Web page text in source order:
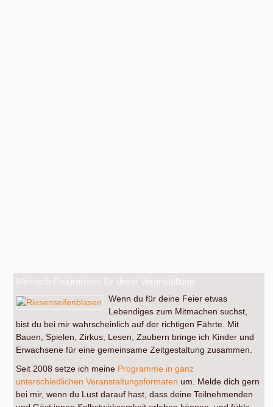
Mitmach-Programme für deine Veranstaltung
Wenn du für deine Feier etwas
Lebendiges zum Mitmachen suchst,
bist du bei mir wahrscheinlich auf der richtigen Fährte. Mit
Bauen, Spielen, Zirkus, Lesen, Zaubern bringe ich Kinder und
Erwachsene für eine gemeinsame Zeitgestaltung zusammen.
Seit 2008 setze ich meine Programme in ganz
unterschiedlichen Veranstaltungsformaten um. Melde dich gern
bei mir, wenn du Lust darauf hast, dass deine Teilnehmenden